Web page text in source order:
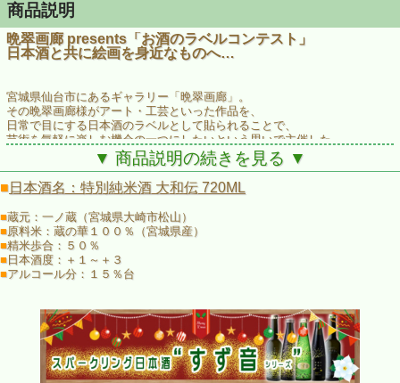
商品説明
晩翠画廊 presents「お酒のラベルコンテスト」
日本酒と共に絵画を身近なものへ…
宮城県仙台市にあるギャラリー「晩翠画廊」。
その晩翠画廊様がアート・工芸といった作品を、
日常で目にする日本酒のラベルとして貼られることで、
芸術を気軽に楽しむ機会の一つにしたいという思いで主催した
「お酒のラベル展」で入選した作品をそれぞれラベルにしました。
※当画廊は宮城・東北の作家を中心に
絵画・彫刻・工芸などの作品展示を企画しています
日本酒銘柄紹介
お酒の中身は宮城の蔵元一ノ蔵が醸す日本酒。
「一ノ蔵 特別純米酒 大和伝（720ML)」です。
「大和伝」の名を冠し、名刀のごとく磨き抜かれた
宮城県産酒造好適米「蔵の華」を１００％原料米に使用。
純米ならではの芯の通った豊かなコクと
芳醇な旨味に溢れ昔ながらの麹の香りのする数少ないお酒です。
▼ 商品説明の続きを見る ▼
■日本酒名：特別純米酒 大和伝 720ML
■蔵元：一ノ蔵（宮城県大崎市松山）
■原料米：蔵の華１００％（宮城県産）
■精米歩合：５０％
■ 日本酒度：＋１～＋３
■アルコール分：１５％台